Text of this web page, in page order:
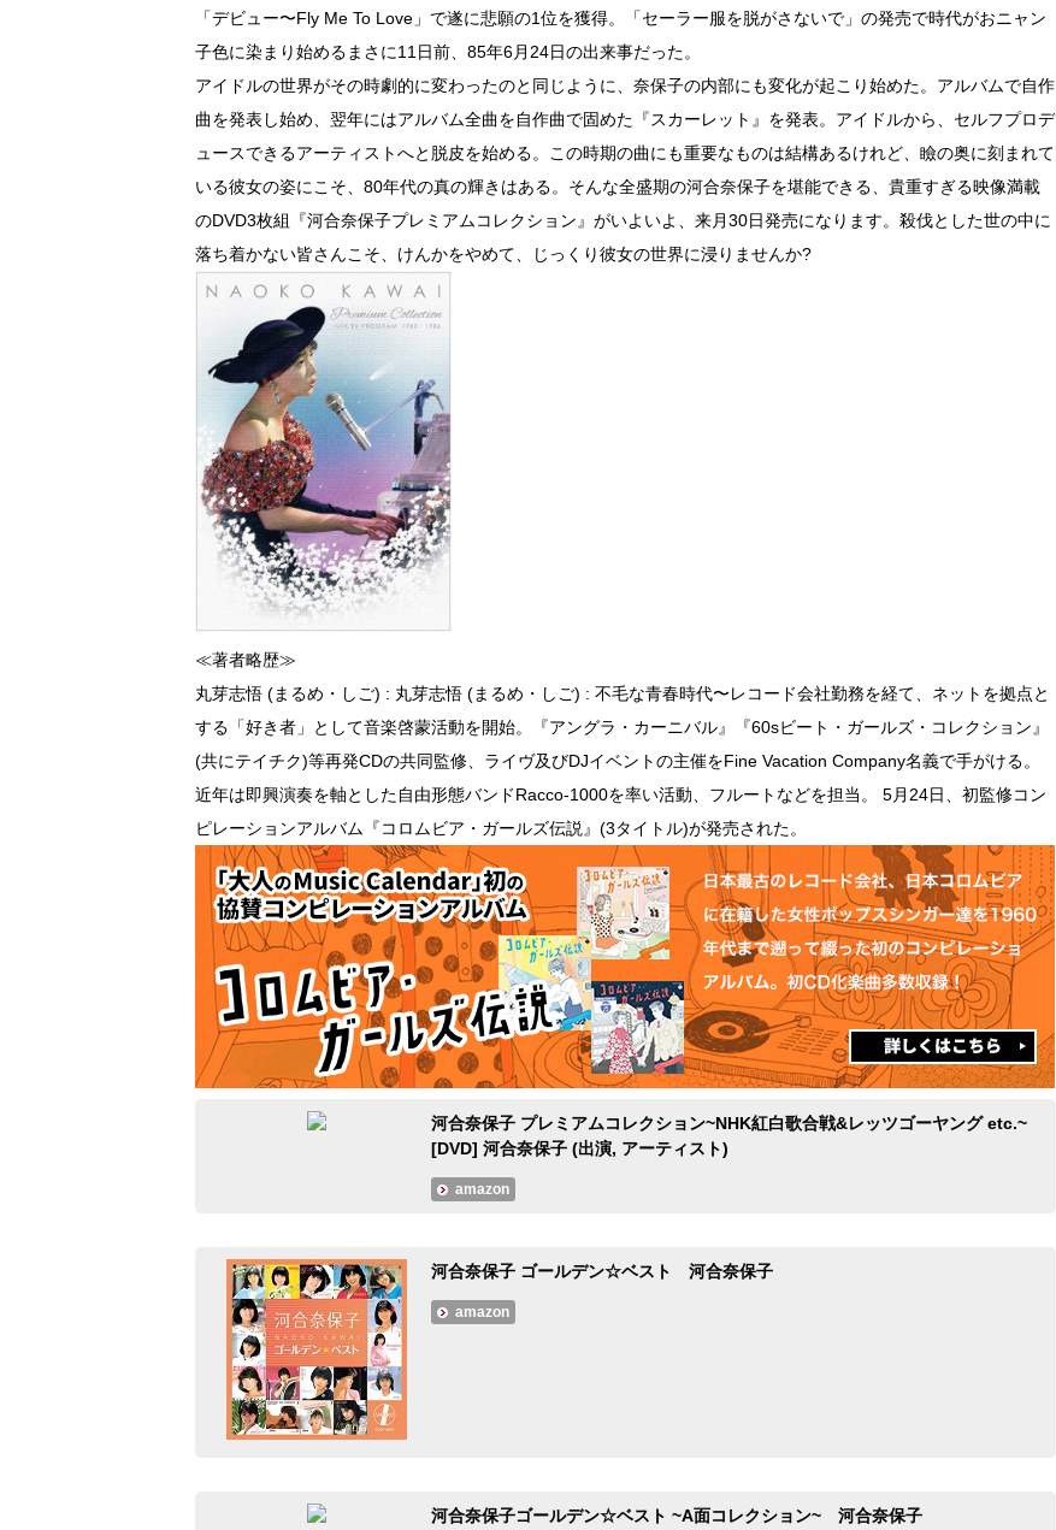
「デビュー〜Fly Me To Love」で遂に悲願の1位を獲得。「セーラー服を脱がさないで」の発売で時代がおニャン
子色に染まり始めるまさに11日前、85年6月24日の出来事だった。
アイドルの世界がその時劇的に変わったのと同じように、奈保子の内部にも変化が起こり始めた。アルバムで自作
曲を発表し始め、翌年にはアルバム全曲を自作曲で固めた『スカーレット』を発表。アイドルから、セルフプロデ
ュースできるアーティストへと脱皮を始める。この時期の曲にも重要なものは結構あるけれど、瞼の奥に刻まれて
いる彼女の姿にこそ、80年代の真の輝きはある。そんな全盛期の河合奈保子を堪能できる、貴重すぎる映像満載
のDVD3枚組『河合奈保子プレミアムコレクション』がいよいよ、来月30日発売になります。殺伐とした世の中に
落ち着かない皆さんこそ、けんかをやめて、じっくり彼女の世界に浸りませんか?
≪著者略歴≫
丸芽志悟 (まるめ・しご) : 丸芽志悟 (まるめ・しご) : 不毛な青春時代〜レコード会社勤務を経て、ネットを拠点と
する「好き者」として音楽啓蒙活動を開始。『アングラ・カーニバル』『60sビート・ガールズ・コレクション』
(共にテイチク)等再発CDの共同監修、ライヴ及びDJイベントの主催をFine Vacation Company名義で手がける。
近年は即興演奏を軸とした自由形態バンドRacco-1000を率い活動、フルートなどを担当。 5月24日、初監修コン
ピレーションアルバム『コロムビア・ガールズ伝説』(3タイトル)が発売された。
河合奈保子 プレミアムコレクション~NHK紅白歌合戦&レッツゴーヤング etc.~
[DVD] 河合奈保子 (出演, アーティスト)
amazon
河合奈保子 ゴールデン☆ベスト 河合奈保子
amazon
河合奈保子ゴールデン☆ベスト ~A面コレクション~ 河合奈保子